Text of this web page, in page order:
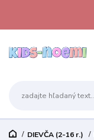
DIEVČA (2-16 r.)